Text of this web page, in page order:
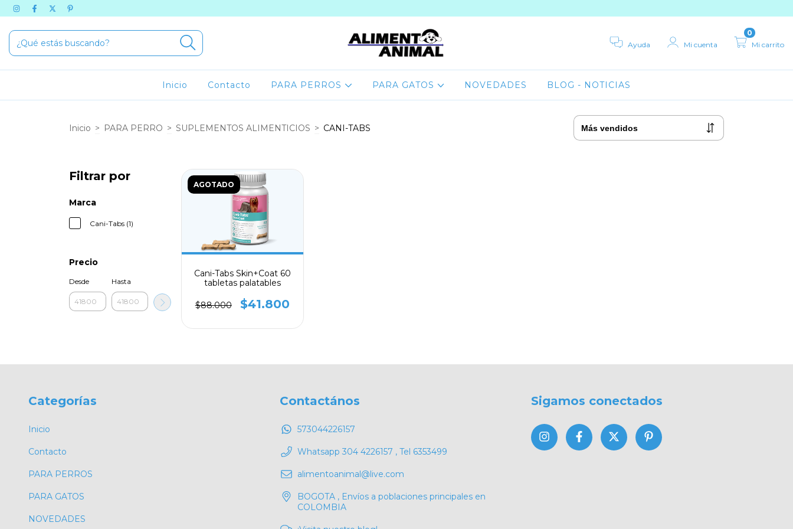
Ayuda Mi cuenta Mi carrito
0
Inicio Contacto PARA PERROS PARA GATOS NOVEDADES BLOG - NOTICIAS
Inicio > PARA PERRO > SUPLEMENTOS ALIMENTICIOS > CANI-TABS
Filtrar por
Marca
Cani-Tabs (1)
Precio
Desde Hasta
AGOTADO
Cani-Tabs Skin+Coat 60
tabletas palatables
$88.000 $41.800
Categorías
Inicio
Contacto
PARA PERROS
PARA GATOS
NOVEDADES
Contactános
573044226157
Whatsapp 304 4226157 , Tel 6353499
alimentoanimal@live.com
BOGOTA , Envíos a poblaciones principales en
COLOMBIA
Sigamos conectados